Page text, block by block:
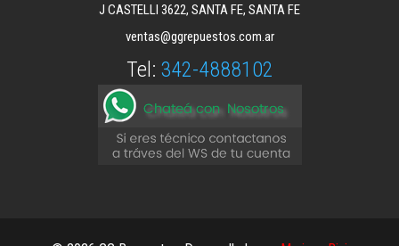
J CASTELLI 3622, SANTA FE, SANTA FE
ventas@ggrepuestos.com.ar
Tel: 342-4888102